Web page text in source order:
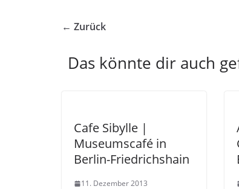
← Zurück
Das könnte dir auch
Cafe Sibylle |
Museumscafé in
Berlin-Friedrichshain
11. Dezember 2013